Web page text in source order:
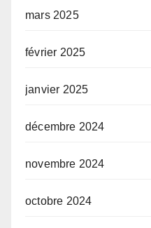
mars 2025
février 2025
janvier 2025
décembre 2024
novembre 2024
octobre 2024